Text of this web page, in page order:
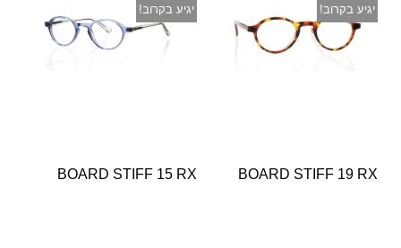
יגיע בקרוב!
BOARD STIFF 19 RX
יגיע בקרוב!
BOARD STIFF 15 RX